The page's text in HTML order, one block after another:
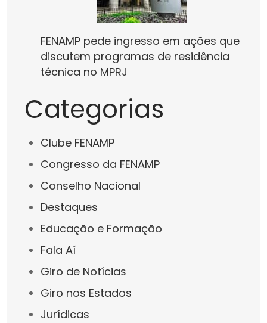
FENAMP pede ingresso em ações que
discutem programas de residência
técnica no MPRJ
Categorias
Clube FENAMP
Congresso da FENAMP
Conselho Nacional
Destaques
Educação e Formação
Fala Aí
Giro de Notícias
Giro nos Estados
Jurídicas